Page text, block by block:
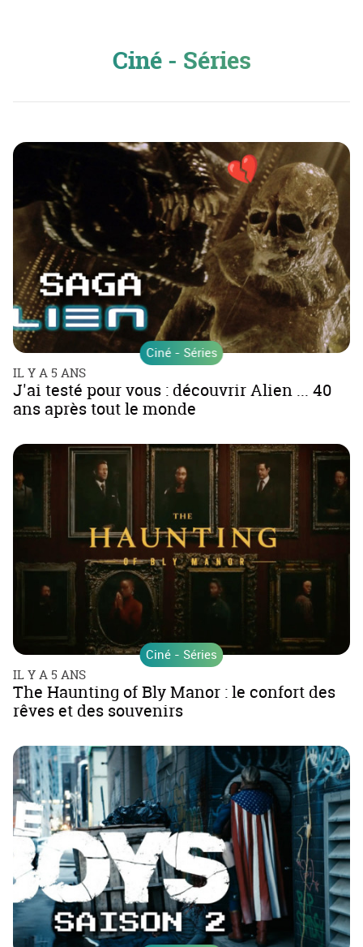
Ciné - Séries
Ciné - Séries
IL Y A 5 ANS
J'ai testé pour vous : découvrir Alien ... 40
ans après tout le monde
Ciné - Séries
IL Y A 5 ANS
The Haunting of Bly Manor : le confort des
rêves et des souvenirs